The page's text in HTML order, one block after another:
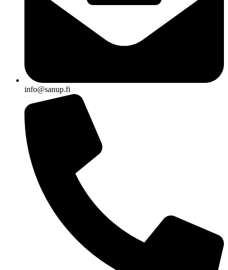
info@sanup.fi